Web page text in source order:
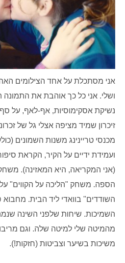
אני מסתכלת על אחד הצילומים
ושלי. אני כל כך אוהבת את התמונה
נשיקת אסקימוסיות, אף-לאף, על
זיכרון שמיד מציפה אצלי גל של
מכנסי טריינינג משנות השמונים
ועמידת ידיים על הקיר, הקראת
(אני המקריאה, היא המאזינה).
הספה. משחק "הליכה על הקווים"
השודדים" בוואדי ליד הבית.
השמיכות. שיחות שלפני השינה
מהמיטה שלי למיטה שלה. וגם
משיכות בשיער וצביטות (חזקות!).